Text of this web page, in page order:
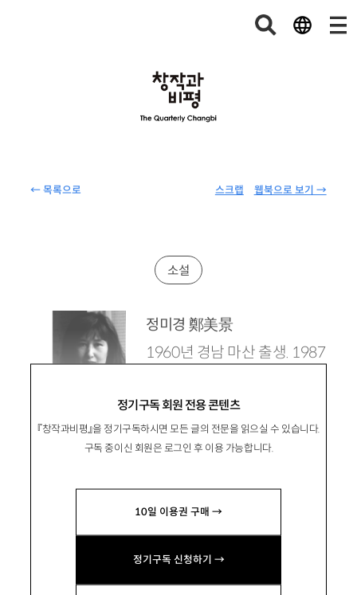
← 목록으로 웹북으로 보기 →
스크랩
정기구독 회원 전용 콘텐츠
『창작과비평』을 정기구독하시면 모든 글의 전문을 읽으실 수 있습니다.
구독 중이신 회원은 로그인 후 이용 가능합니다.
10일 이용권 구매 →
정기구독 신청하기 →
소설
정미경 鄭美景
1960년 경남 마산 출생. 1987
소설집 『나의 피투성이 연인』
『발칸의 장미를 내게 주었네』 『내 아들의 연인』,
드』 『아프리카의 별』 등이 있음.
mkjung301@hanmail.net